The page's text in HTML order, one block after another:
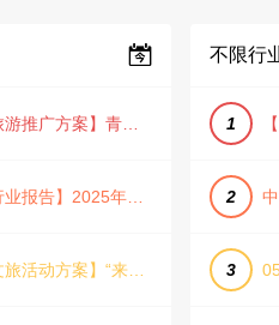
【旅游推广方案】青岛城市活力与山海魅力旅游推广方案（PPT格式）
【行业报告】2025年Q1证券行业薪酬趋势分析
【文旅活动方案】“来和月亮撞个满怀”文旅景区中秋露营音乐会团建拓展方案
不限行
1
2
3